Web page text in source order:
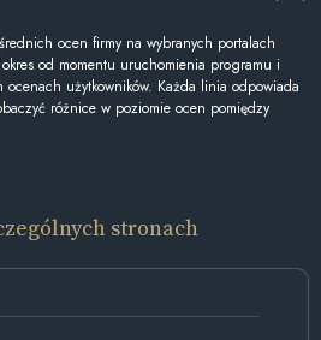
ocen firmy na wybranych portalach
od momentu uruchomienia programu i
użytkowników. Każda linia odpowiada
różnice w poziomie ocen pomiędzy
stronach